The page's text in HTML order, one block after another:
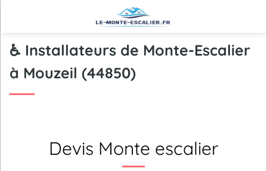
♿ Installateurs de Monte-Escalier
à Mouzeil (44850)
Devis Monte escalier